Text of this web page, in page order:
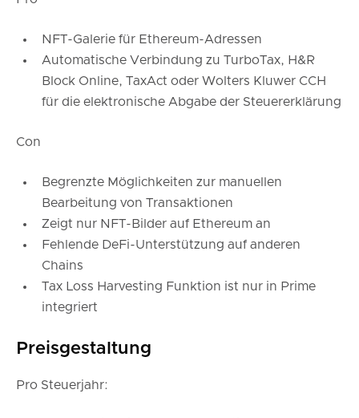
NFT-Galerie für Ethereum-Adressen
Automatische Verbindung zu TurboTax, H&R
Block Online, TaxAct oder Wolters Kluwer CCH
für die elektronische Abgabe der Steuererklärung
Con
Begrenzte Möglichkeiten zur manuellen
Bearbeitung von Transaktionen
Zeigt nur NFT-Bilder auf Ethereum an
Fehlende DeFi-Unterstützung auf anderen
Chains
Tax Loss Harvesting Funktion ist nur in Prime
integriert
Preisgestaltung
Pro Steuerjahr: